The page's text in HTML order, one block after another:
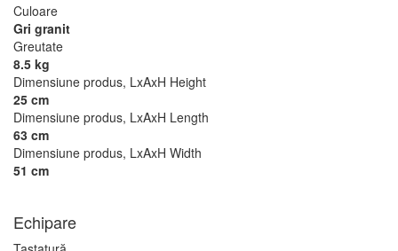
Culoare
Gri granit
Greutate
8.5 kg
Dimensiune produs, LxAxH Height
25 cm
Dimensiune produs, LxAxH Length
63 cm
Dimensiune produs, LxAxH Width
51 cm
Echipare